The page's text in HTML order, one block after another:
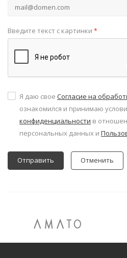
Введите текст с картинки *
Я даю свое Согласие на
ознакомился и принимаю
конфиденциальности в
персональных данных и
Отменить